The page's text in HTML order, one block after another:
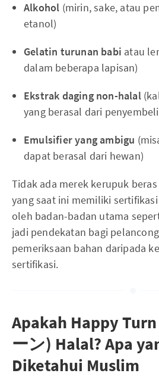
Alkohol (mirin, sake, atau
etanol)
Gelatin turunan babi atau
dalam beberapa lapisan)
Ekstrak daging non-halal
yang berasal dari
Emulsifier yang ambigu
dapat berasal dari hewan)
Tidak ada merek kerupuk
yang saat ini memiliki
oleh badan-badan utama
jadi pendekatan bagi
pemeriksaan bahan daripada
sertifikasi.
Apakah Happy
ーン) Halal? Apa
Diketahui Muslim